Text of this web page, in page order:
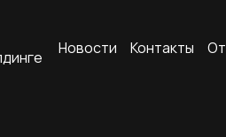
Новости Контакты